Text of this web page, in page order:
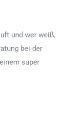
und wer weiß,
bei der
super